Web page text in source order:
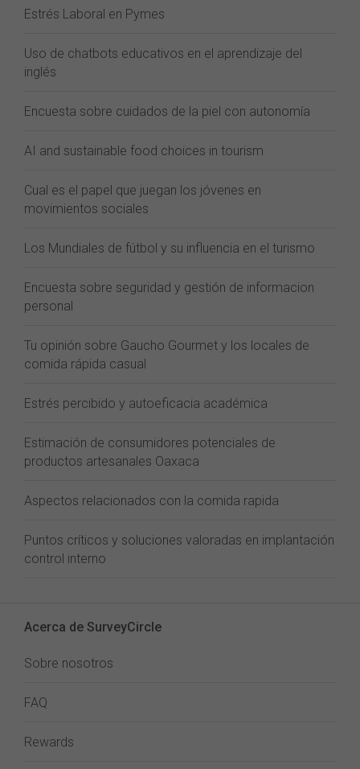
Estrés Laboral en Pymes
Uso de chatbots educativos en el aprendizaje del
inglés
Encuesta sobre cuidados de la piel con autonomía
AI and sustainable food choices in tourism
Cual es el papel que juegan los jóvenes en
movimientos sociales
Los Mundiales de fútbol y su influencia en el turismo
Encuesta sobre seguridad y gestión de informacion
personal
Tu opinión sobre Gaucho Gourmet y los locales de
comida rápida casual
Estrés percibido y autoeficacia académica
Estimación de consumidores potenciales de
productos artesanales Oaxaca
Aspectos relacionados con la comida rapida
Puntos críticos y soluciones valoradas en implantación
control interno
Acerca de SurveyCircle
Sobre nosotros
FAQ
Rewards